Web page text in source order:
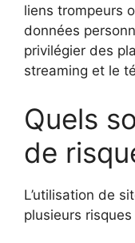
liens trompeurs
données
privilégier des
streaming et le
Quels
de
L’utilisation de
plusieurs